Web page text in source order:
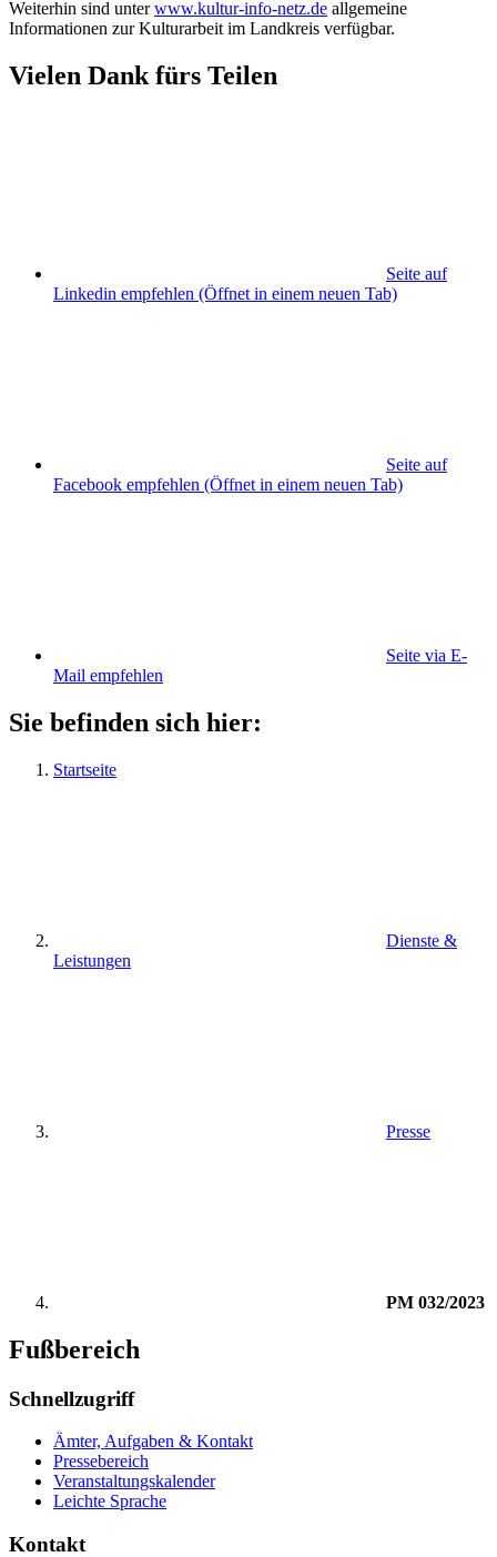
Weiterhin sind unterwww.kultur-info-netz.de allgemeine
Informationen zur Kulturarbeit im Landkreis verfügbar.
Vielen Dank fürs Teilen
Seite auf
Linkedin empfehlen (Öffnet in einem neuen Tab)
Seite auf
Facebook empfehlen (Öffnet in einem neuen Tab)
Seite via E-
Mail empfehlen
Sie befinden sich hier:
Startseite
Dienste &
Leistungen
Presse
PM 032/2023
Fußbereich
Schnellzugriff
Ämter, Aufgaben & Kontakt
Pressebereich
Veranstaltungskalender
Leichte Sprache
Kontakt